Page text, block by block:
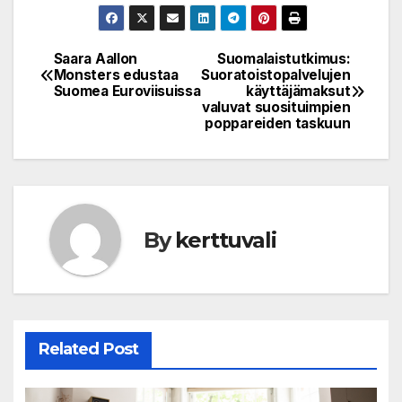
Post
navigation
Suomalaistutkimus:
Suoratoistopalvelujen
käyttäjämaksut
valuvat suosituimpien
poppareiden taskuun
Saara Aallon
Monsters edustaa
Suomea Euroviisuissa
Bykerttuvali
Related Post